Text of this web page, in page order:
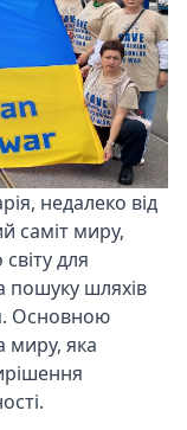
недалеко від
саміт миру,
для
пошуку шляхів
Основною
миру, яка